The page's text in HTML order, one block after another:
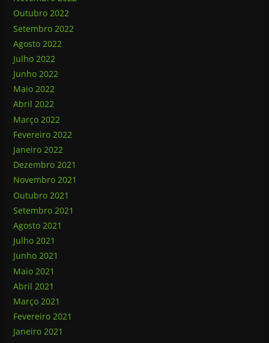
Outubro 2022
Setembro 2022
Agosto 2022
Julho 2022
Junho 2022
Maio 2022
Abril 2022
Março 2022
Fevereiro 2022
Janeiro 2022
Dezembro 2021
Novembro 2021
Outubro 2021
Setembro 2021
Agosto 2021
Julho 2021
Junho 2021
Maio 2021
Abril 2021
Março 2021
Fevereiro 2021
Janeiro 2021